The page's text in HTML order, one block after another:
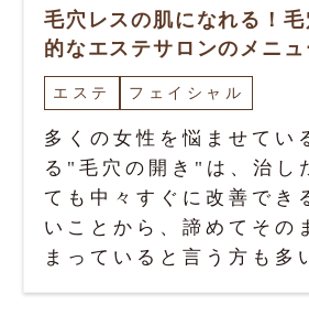
毛穴レスの肌になれる！
的なエステサロンのメニュ
エステ フェイシャル
多くの女性を悩ませてい
る"毛穴の開き"は、治し
ても中々すぐに改善でき
いことから、諦めてその
まっていると言う方も多